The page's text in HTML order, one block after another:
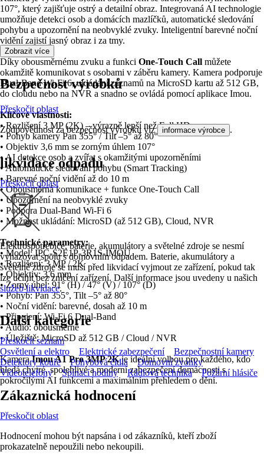
107°, který zajišťuje ostrý a detailní obraz. Integrovaná AI technologie
umožňuje detekci osob a domácích mazlíčků, automatické sledování
pohybu a upozornění na neobvyklé zvuky. Inteligentní barevné noční
vidění zajistí jasný obraz i za tmy.
Díky obousměrnému zvuku a funkci One‑Touch Call můžete
okamžitě komunikovat s osobami v záběru kamery. Kamera podporuje
Dual‑Band Wi‑Fi 6, ukládání záznamů na MicroSD kartu až 512 GB,
do cloudu nebo na NVR a snadno se ovládá pomocí aplikace Imou.
Klíčové vlastnosti:
• Rozlišení 3 MP (2K) – výrazně lepší než Full HD
• Pohyb kamery Pan 355° / Tilt –5° až 80°
• Objektiv 3,6 mm se zorným úhlem 107°
• AI detekce osob a zvířat s okamžitými upozorněními
• Automatické sledování pohybu (Smart Tracking)
• Barevné noční vidění až do 10 m
• Obousměrná komunikace + funkce One‑Touch Call
• Upozornění na neobvyklé zvuky
• Podpora Dual‑Band Wi‑Fi 6
• Možnost ukládání: MicroSD (až 512 GB), Cloud, NVR
Technické parametry:
• Model: IPC‑S2E1P‑3R1S‑IMOU
• Rozlišení: 3 MP / 2K
• Objektiv: 3,6 mm
• Zorný úhel: 91° (H) / 47° (V) / 107° (D)
• Pohyb: Pan 355°, Tilt –5° až 80°
• Noční vidění: barevné, dosah až 10 m
• Připojení: Wi‑Fi 6 Dual‑Band
• Audio: obousměrné
• Úložiště: MicroSD až 512 GB / Cloud / NVR
KameraImou A1 Pro 3MP 2Kje ideální volbou pro každého, kdo
hledá chytré, spolehlivé a moderní zabezpečení domácnosti s
pokročilými AI funkcemi a maximálním přehledem o dění.
Zobrazit více
Bezpečnost výrobků
Přeskočit oblast
Zodpovědnost za bezpečnost výrobku viz informace výrobce .
likvidace odpadu
Přeskočit oblast
Elektrospotřebiče, baterie, akumulátory a světelné zdroje se nesmí
vyhazovat spolu s domovním odpadem. Baterie, akumulátory a
světelné zdroje se musí před likvidací vyjmout ze zařízení, pokud tak
lze učinit bez zničení zařízení. Další informace jsou uvedeny u našich
služeb likvidace.
Další kategorie
Přeskočit seznam
Osvětlení a elektro
Elektrické zabezpečení
Bezpečnostní kamery
Detektory kouře
Pohybová čidla
Domovní zvonky
Videotelefony
Spínací hodiny Rádiová technika Požární hlásiče
Zákaznická hodnocení
Přeskočit oblast
Hodnocení mohou být napsána i od zákazníků, kteří zboží
prokazatelně nepoužili nebo nekoupili.